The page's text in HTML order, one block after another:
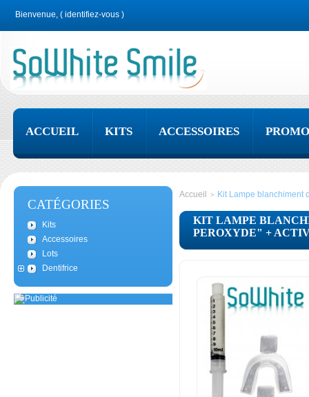
Bienvenue, ( identifiez-vous )
ACCUEIL KITS ACCESSOIRES
CATÉGORIES
Kits
Accessoires
Lots
Dentifrice
Accueil > Kit Lampe blanchiment
KIT LAMPE
PEROXYDE" +